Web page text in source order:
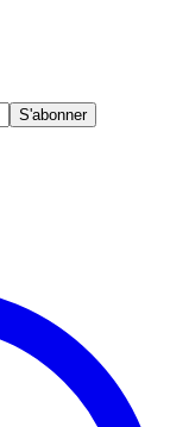
S'abonner